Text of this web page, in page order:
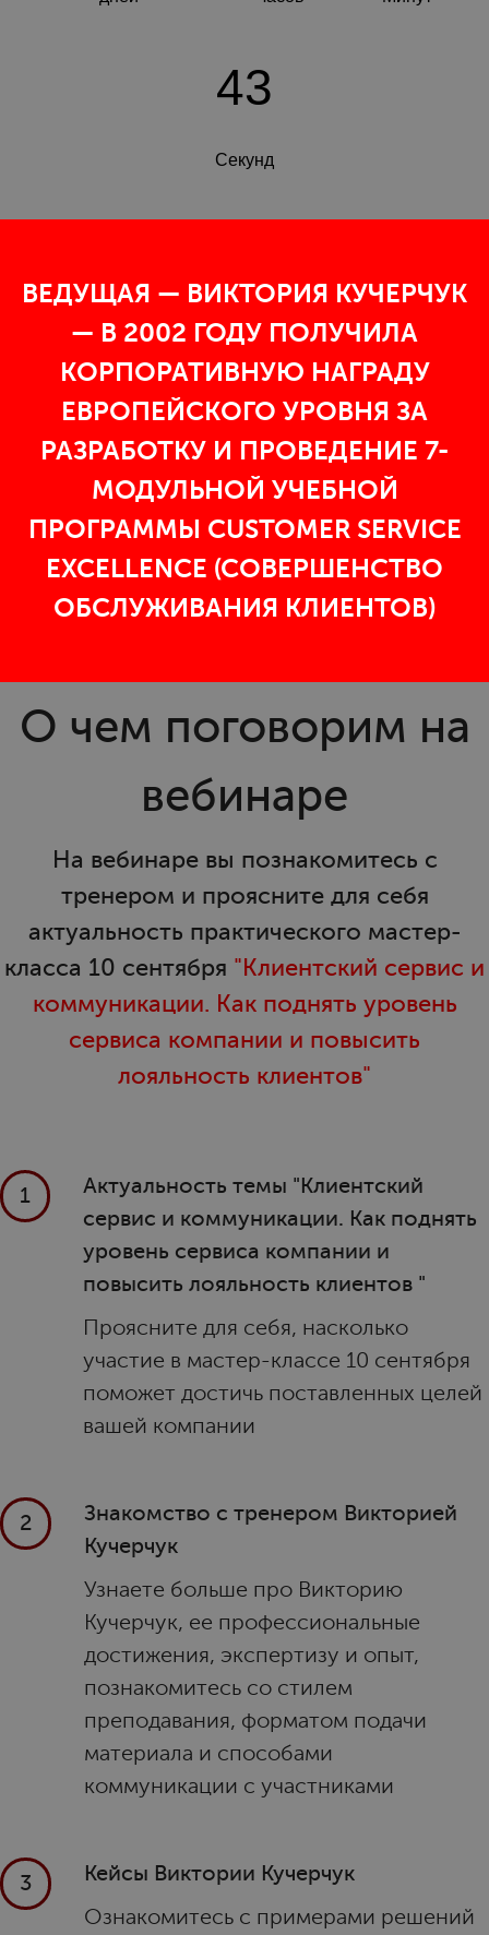
43
Секунд
ВЕДУЩАЯ — ВИКТОРИЯ КУЧЕРЧУК
— В 2002 ГОДУ ПОЛУЧИЛА
КОРПОРАТИВНУЮ НАГРАДУ
ЕВРОПЕЙСКОГО УРОВНЯ ЗА
РАЗРАБОТКУ И ПРОВЕДЕНИЕ 7-
МОДУЛЬНОЙ УЧЕБНОЙ
ПРОГРАММЫ CUSTOMER SERVICE
EXCELLENCE (CОВЕРШЕНСТВО
ОБСЛУЖИВАНИЯ КЛИЕНТОВ)
О чем поговорим на
вебинаре
На вебинаре вы познакомитесь с
тренером и проясните для себя
актуальность практического мастер-
класса 10 сентября "Клиентский сервис и
коммуникации. Как поднять уровень
сервиса компании и повысить
лояльность клиентов"
1
Актуальность темы "Клиентский
сервис и коммуникации. Как поднять
уровень сервиса компании и
повысить лояльность клиентов "
Проясните для себя, насколько
участие в мастер-классе 10 сентября
поможет достичь поставленных целей
вашей компании
2
Знакомство с тренером Викторией
Кучерчук
Узнаете больше про Викторию
Кучерчук, ее профессиональные
достижения, экспертизу и опыт,
познакомитесь со стилем
преподавания, форматом подачи
материала и способами
коммуникации с участниками
3
Кейсы Виктории Кучерчук
Ознакомитесь с примерами решений